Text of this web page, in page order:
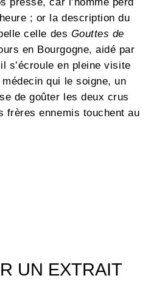
; or la description du
celle des Gouttes de
en Bourgogne, aidé par
s’écroule en pleine visite
qui le soigne, un
de goûter les deux crus
frères ennemis touchent au
UN EXTRAIT